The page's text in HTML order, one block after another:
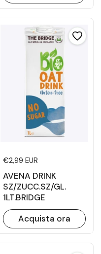
Prezzo di listino
€2,99 EUR
AVENA DRINK
SZ/ZUCC.SZ/GL.
1LT.BRIDGE
Acquista ora